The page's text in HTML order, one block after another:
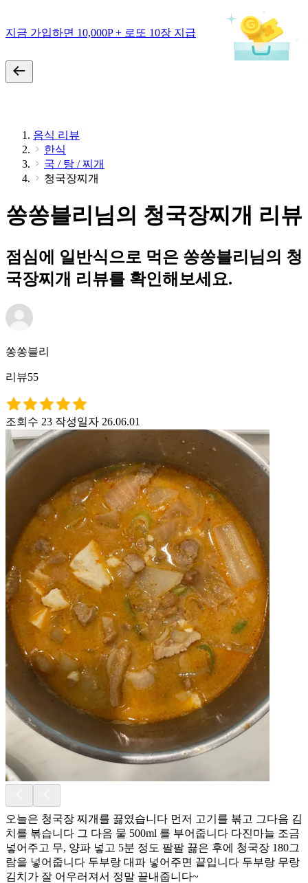
지금 가입하면 10,000P + 로또 10장 지급
음식 리뷰
한식
국 / 탕 / 찌개
청국장찌개
쏭쏭블리님의 청국장찌개 리뷰
점심에 일반식으로 먹은 쏭쏭블리님의 청
국장찌개 리뷰를 확인해보세요.
쏭쏭블리
리뷰55
조회수 23 작성일자 26.06.01
오늘은 청국장 찌개를 끓였습니다 먼저 고기를 볶고 그다음 김
치를 볶습니다 그 다음 물 500ml 를 부어줍니다 다진마늘 조금
넣어주고 무, 양파 넣고 5분 정도 팔팔 끓은 후에 청국장 180그
람을 넣어줍니다 두부랑 대파 넣어주면 끝입니다 두부랑 무랑
김치가 잘 어우러져서 정말 끝내줍니다~